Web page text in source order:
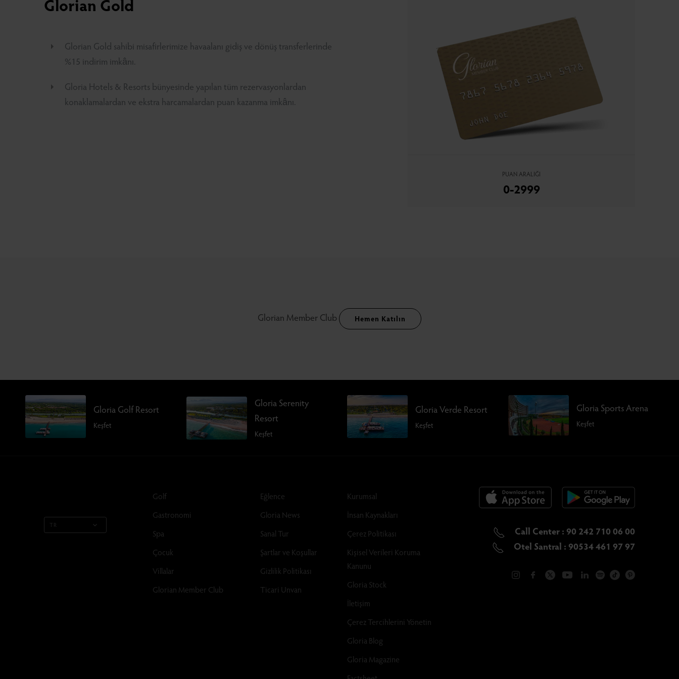
PUAN ARALIĞI
0-2999
Glorian Gold
Glorian Gold sahibi misafirlerimize havaalanı gidiş ve dönüş transferlerinde
%15 indirim imkânı.
Gloria Hotels & Resorts bünyesinde yapılan tüm rezervasyonlardan
konaklamalardan ve ekstra harcamalardan puan kazanma imkânı.
Glorian Member Club Hemen Katılın
Gloria Golf Resort
Keşfet
Gloria Serenity
Resort
Keşfet
Gloria Verde Resort
Keşfet
Gloria Sports Arena
Keşfet
TR
Golf
Gastronomi
Spa
Çocuk
Villalar
Glorian Member Club
Eğlence
Gloria News
Sanal Tur
Şartlar ve Koşullar
Gizlilik Politikası
Ticari Unvan
Kurumsal
İnsan Kaynakları
Çerez Politikası
Kişisel Verileri Koruma
Kanunu
Gloria Stock
İletişim
Çerez Tercihlerini Yönetin
Gloria Blog
Gloria Magazine
Call Center : 90 242 710 06 00
Otel Santral : 90534 461 97 97